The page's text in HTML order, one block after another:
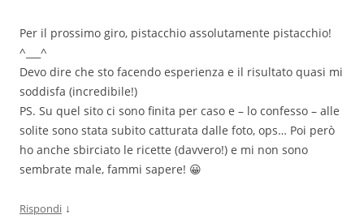
Per il prossimo giro, pistacchio assolutamente pistacchio!
^___^
Devo dire che sto facendo esperienza e il risultato quasi mi
soddisfa (incredibile!)
PS. Su quel sito ci sono finita per caso e – lo confesso – alle
solite sono stata subito catturata dalle foto, ops… Poi però
ho anche sbirciato le ricette (davvero!) e mi non sono
sembrate male, fammi sapere! 😀
Rispondi ↓